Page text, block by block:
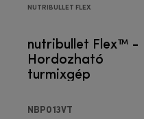
NUTRIBULLET FLEX
nutribullet Flex™ -
Hordozható
turmixgép
NBP013VT